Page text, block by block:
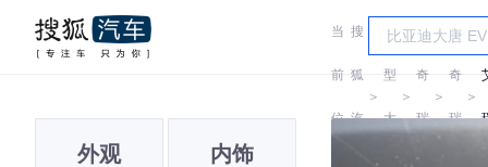
当
前
位
搜
狐
汽
＞
车
型
大
＞
奇
瑞
＞
奇
瑞
＞
外观 内饰